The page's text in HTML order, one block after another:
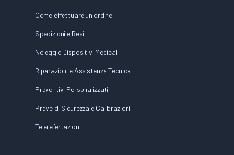
Come effettuare un ordine
Spedizioni e Resi
Noleggio Dispositivi Medicali
Riparazioni e Assistenza Tecnica
Preventivi Personalizzati
Prove di Sicurezza e Calibrazioni
Telerefertazioni